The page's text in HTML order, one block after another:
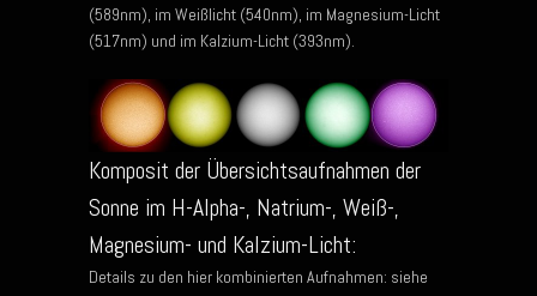
(589nm), im Weißlicht (540nm), im Magnesium-Licht
(517nm) und im Kalzium-Licht (393nm).
Komposit der Übersichtsaufnahmen der
Sonne im H-Alpha-, Natrium-, Weiß-,
Magnesium- und Kalzium-Licht:
Details zu den hier kombinierten Aufnahmen: siehe